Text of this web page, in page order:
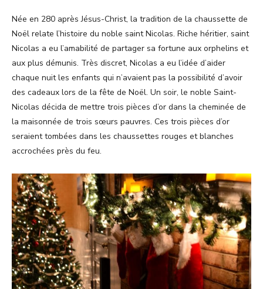
Née en 280 après Jésus-Christ, la tradition de la chaussette de
Noël relate l’histoire du noble saint Nicolas. Riche héritier, saint
Nicolas a eu l’amabilité de partager sa fortune aux orphelins et
aux plus démunis. Très discret, Nicolas a eu l’idée d’aider
chaque nuit les enfants qui n’avaient pas la possibilité d’avoir
des cadeaux lors de la fête de Noël. Un soir, le noble Saint-
Nicolas décida de mettre trois pièces d’or dans la cheminée de
la maisonnée de trois sœurs pauvres. Ces trois pièces d’or
seraient tombées dans les chaussettes rouges et blanches
accrochées près du feu.